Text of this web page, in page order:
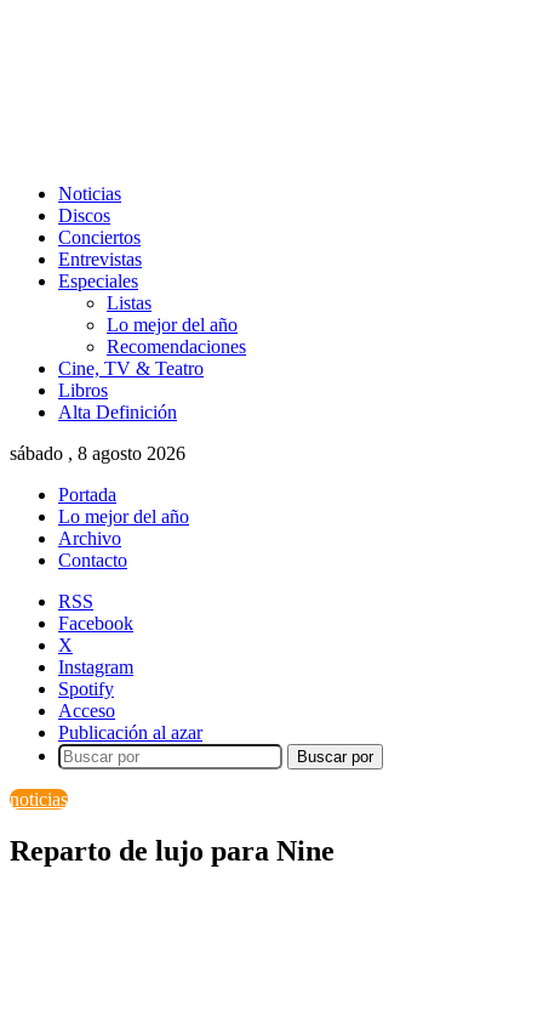
Noticias
Discos
Conciertos
Entrevistas
Especiales
Listas
Lo mejor del año
Recomendaciones
Cine, TV & Teatro
Libros
Alta Definición
sábado , 8 agosto 2026
Portada
Lo mejor del año
Archivo
Contacto
RSS
Facebook
X
Instagram
Spotify
Acceso
Publicación al azar
Buscar por
noticias
Reparto de lujo para Nine